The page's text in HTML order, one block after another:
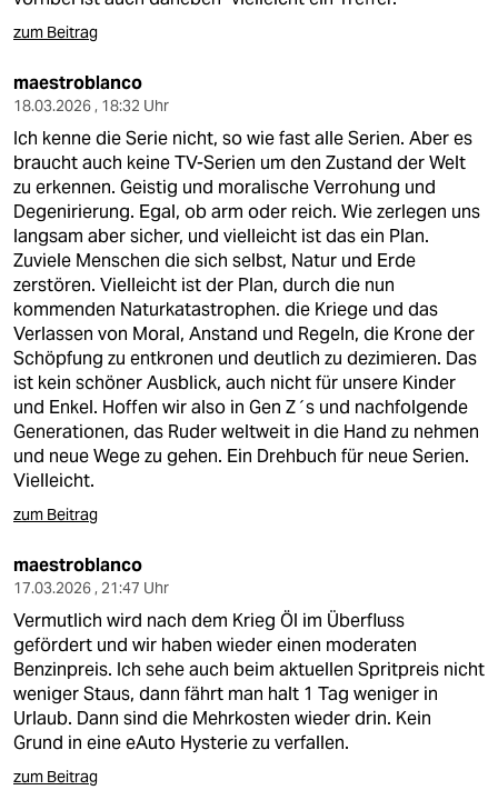
zum Beitrag
maestroblanco
18.03.2026 , 18:32 Uhr
Ich kenne die Serie nicht, so wie fast alle Serien. Aber es
braucht auch keine TV-Serien um den Zustand der Welt
zu erkennen. Geistig und moralische Verrohung und
Degenirierung. Egal, ob arm oder reich. Wie zerlegen uns
langsam aber sicher, und vielleicht ist das ein Plan.
Zuviele Menschen die sich selbst, Natur und Erde
zerstören. Vielleicht ist der Plan, durch die nun
kommenden Naturkatastrophen. die Kriege und das
Verlassen von Moral, Anstand und Regeln, die Krone der
Schöpfung zu entkronen und deutlich zu dezimieren. Das
ist kein schöner Ausblick, auch nicht für unsere Kinder
und Enkel. Hoffen wir also in Gen Z´s und nachfolgende
Generationen, das Ruder weltweit in die Hand zu nehmen
und neue Wege zu gehen. Ein Drehbuch für neue Serien.
Vielleicht.
zum Beitrag
maestroblanco
17.03.2026 , 21:47 Uhr
Vermutlich wird nach dem Krieg Öl im Überfluss
gefördert und wir haben wieder einen moderaten
Benzinpreis. Ich sehe auch beim aktuellen Spritpreis nicht
weniger Staus, dann fährt man halt 1 Tag weniger in
Urlaub. Dann sind die Mehrkosten wieder drin. Kein
Grund in eine eAuto Hysterie zu verfallen.
zum Beitrag